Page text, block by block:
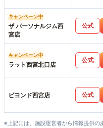
キャンペーン中
ザ パーソナルジム西
宮店
公式
キャンペーン中
ラット西宮北口店
公式
ビヨンド西宮店 公式
※上記には、施設運営者から情報提供